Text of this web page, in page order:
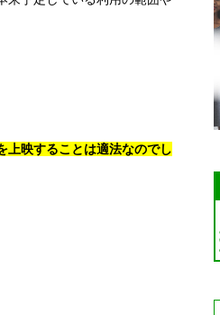
上映することは適法なのでし